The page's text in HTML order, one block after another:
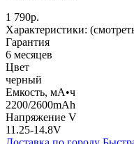
1 790р.
Характеристики:
Гарантия
6 месяцев
Цвет
черный
Емкость, мА•ч
2200/2600mAh
Напряжение V
11.25-14.8V